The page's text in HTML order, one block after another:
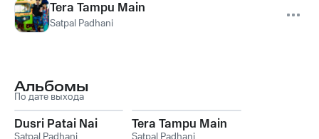
Tera Tampu Main
Satpal Padhani
Альбомы
По дате выхода
Dusri Patai Nai Tera Tampu Main